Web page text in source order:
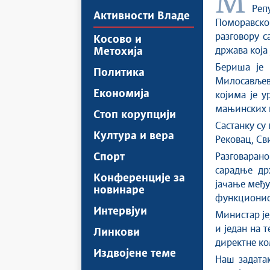
Активности Владе
Косово и
Метохија
Политика
Економија
Стоп корупцији
Култура и вера
Спорт
Конференције за
новинаре
Интервјуи
Линкови
Издвојене теме
разговору
држава
Бериша је
којима је
мањинских
Састанку
Рековац,
Разговарано
сарадње
јачање
Министар
и један на
директне
Наш